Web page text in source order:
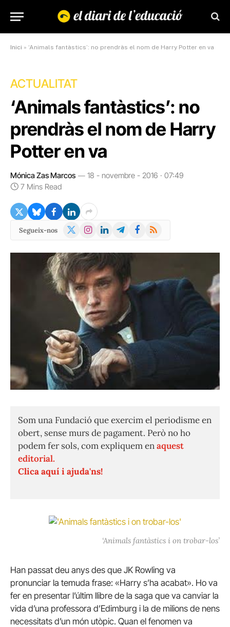
Inici » ‘Animals fantàstics’: no prendràs el nom de Harry Potter en va
ACTUALITAT
‘Animals fantàstics’: no
prendràs el nom de Harry
Potter en va
Mónica Zas Marcos
18 - novembre - 2016 · 07:49
7 Mins Read
Segueix-nos
X
Instagram
LinkedInTelegramFacebook
RSS
Som una Fundació que exercim el periodisme en
obert, sense murs de pagament. Però no ho
podem fer sols, com expliquem enaquest
editorial.
Clica aquí i ajuda'ns!
‘Animals fantàstics i on trobar-los’
Han passat deu anys des que JK Rowling va
pronunciar la temuda frase: «Harry s’ha acabat». Ho va
fer en presentar l’últim llibre de la saga que va canviar la
vida d’una professora d’Edimburg i la de milions de nens
necessitats d’un món utòpic. Quan el fenomen va